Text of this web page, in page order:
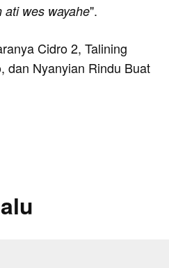
wes wayahe".
Cidro 2, Talining
dan Nyanyian Rindu Buat